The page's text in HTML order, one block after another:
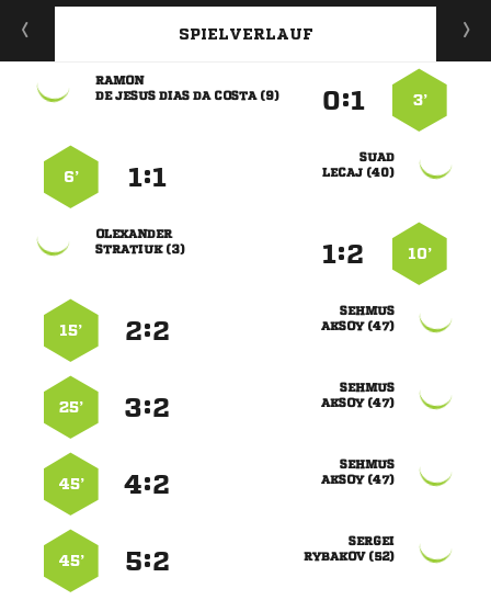
SPIELVERLAUF
3’
:

     

 
:
6’
10’
:

 

 
:
15’

 
:
25’

 
:
45’

 
:
45’